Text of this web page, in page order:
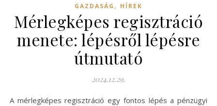
GAZDASÁG , HÍREK
Mérlegképes regisztráció
menete: lépésről lépésre
útmutató
2024.12.29.
A mérlegképes regisztráció egy fontos lépés a pénzügyi